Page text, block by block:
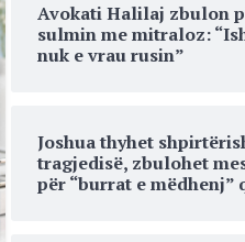
Avokati Halilaj zbulon
sulmin me mitraloz:
nuk e vrau rusin”
Joshua thyhet
tragjedisë, zbulohet
për “burrat e mëdhenj”